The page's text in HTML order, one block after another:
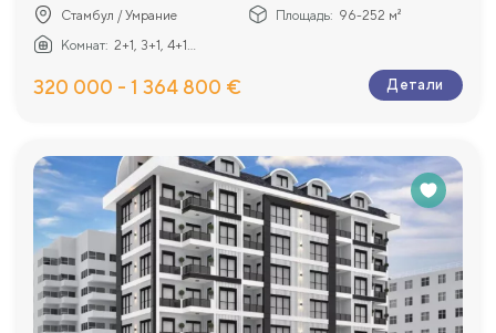
Стамбул / Умрание Площадь: 96-252 м²
Комнат: 2+1, 3+1, 4+1...
320 000 - 1 364 800 € Детали